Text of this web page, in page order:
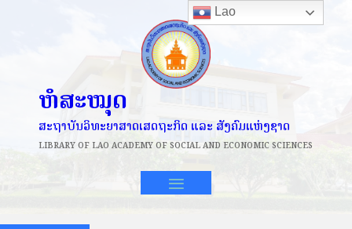
ຫໍສະໝຸດ
ສະຖາບັນວິທະຍາສາດເສດຖະກິດ ແລະ ສັງຄົມແຫ່ງຊາດ
LIBRARY OF LAO ACADEMY OF SOCIAL AND ECONOMIC SCIENCES
Lao